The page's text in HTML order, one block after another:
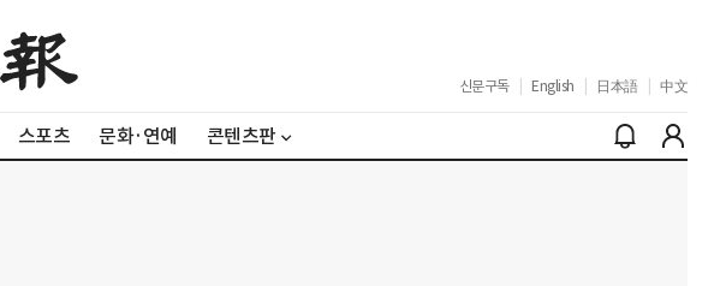
신문구독 English 日本語 中文
스포츠 문화·연예 콘텐츠판